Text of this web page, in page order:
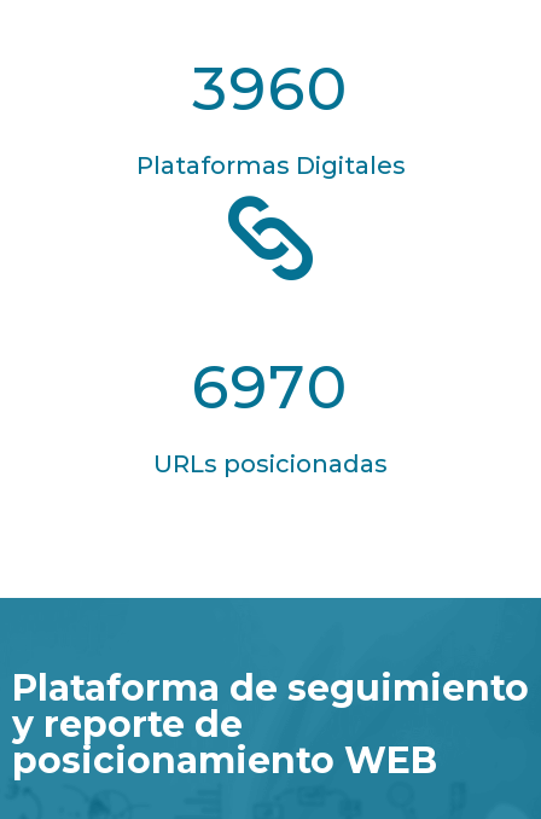
3960
Plataformas Digitales
6970
URLs posicionadas
Plataforma de seguimiento
y reporte de
posicionamiento WEB